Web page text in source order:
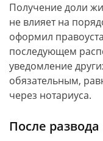
Получение доли
не влияет на
оформил
последующем
уведомление
обязательным,
через нотариуса.
После развода